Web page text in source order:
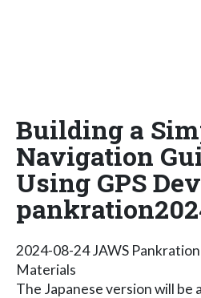
Building a
Navigation
Using GPS
2024-08-24 JAWS
Materials
The Japanese version will be